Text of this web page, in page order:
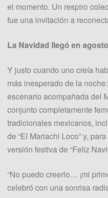
el momento. Un respiro
fue una invitación a
La Navidad llegó en
Y justo cuando uno creía
más inesperado de la noche:
escenario acompañada del
conjunto completamente
tradicionales mexicanos,
de “El Mariachi Loco” y,
versión festiva de “Feliz
“No puedo creerlo… ¡mi
celebró con una sonrisa